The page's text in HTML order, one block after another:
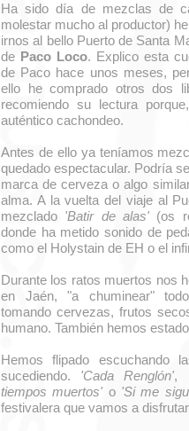
Ha sido día de mezclas de
molestar mucho al productor)
irnos al bello Puerto de Santa
de Paco Loco. Explico esta
de Paco hace unos meses,
ello he comprado otros dos
recomiendo su lectura
auténtico cachondeo.
Antes de ello ya teníamos
quedado espectacular. Podría
marca de cerveza o algo
alma. A la vuelta del viaje al
mezclado 'Batir de alas' (os
donde ha metido sonido de
como el Holystain de EH o el
Durante los ratos muertos nos
en Jaén, "a chuminear"
tomando cervezas, frutos
humano. También hemos
Hemos flipado escuchando
sucediendo. 'Cada Renglón',
tiempos muertos' o 'Si me
festivalera que vamos a